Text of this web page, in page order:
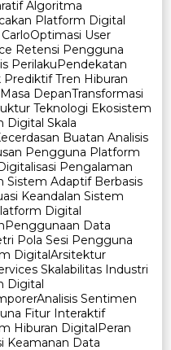
Algoritma
Platform Digital
Optimasi User
Retensi Pengguna
PerilakuPendekatan
Prediktif Tren Hiburan
DepanTransformasi
Teknologi Ekosistem
Digital Skala
Buatan Analisis
Pengguna Platform
Pengalaman
Sistem Adaptif Berbasis
Keandalan Sistem
Digital
Penggunaan Data
Pola Sesi Pengguna
DigitalArsitektur
Skalabilitas Industri
Digital
Analisis Sentimen
Fitur Interaktif
Hiburan DigitalPeran
Keamanan Data
Algoritma
Platform Digital
Optimasi User
Retensi Pengguna
PerilakuPendekatan
Prediktif Tren Hiburan
DepanTransformasi
Teknologi Ekosistem
Digital Skala
Buatan Analisis
Pengguna Platform
Pengalaman
Sistem Adaptif Berbasis
Keandalan Sistem
Digital
Penggunaan Data
Pola Sesi Pengguna
DigitalArsitektur
Skalabilitas Industri
Digital
Analisis Sentimen
Fitur Interaktif
Hiburan DigitalPeran
Keamanan Data
Masyarakat Jaga
Sengketa
tanah ulayat
tanah oleh
dan
ini. Inilah saatnya
tanah ulayat
sejahtera, dan
katanya.
daerah,
adat, serta
adat dari berbagai
Direktur
Tanah Ulayat,
Sekretaris Daerah
Ngadu Ndamu;
Provinsi NTT
Kepala Kantor
Timur Kuntoro